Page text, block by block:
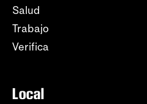
Salud
Trabajo
Verifica
Local